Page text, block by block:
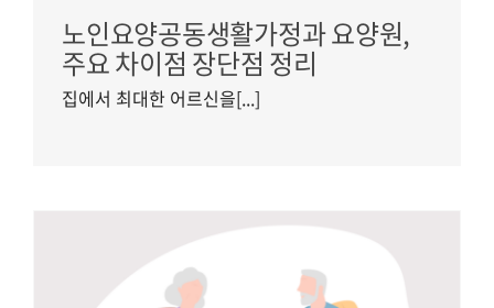
노인요양공동생활가정과 요양원,
주요 차이점 장단점 정리
집에서 최대한 어르신을[...]